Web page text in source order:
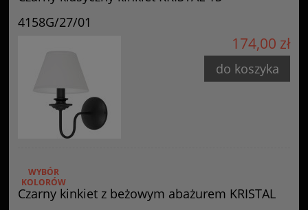
4158G/27/01
174,00 zł
do koszyka
Czarny kinkiet z beżowym abażurem KRISTAL
WYBÓR
KOLORÓW